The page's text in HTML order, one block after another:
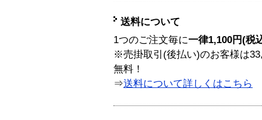
送料について
1つのご注文毎に一律1,100円(税
※売掛取引(後払い)のお客様は
無料！
⇒送料について詳しくはこちら